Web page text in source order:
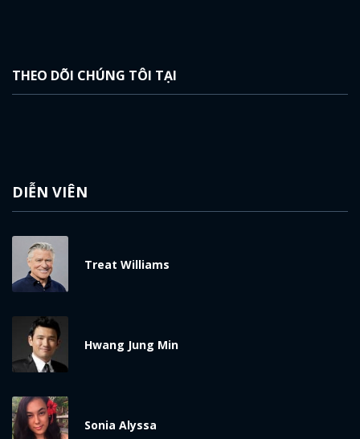
THEO DÕI CHÚNG TÔI TẠI
DIỄN VIÊN
Treat Williams
Hwang Jung Min
Sonia Alyssa